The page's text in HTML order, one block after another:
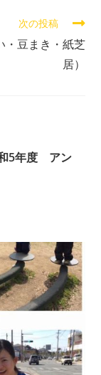
次の投稿
・豆まき・紙芝
居）
5年度 アン